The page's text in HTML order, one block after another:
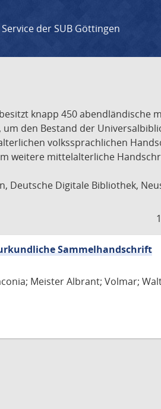
Service der SUB Göttingen
knapp 450
den Bestand der
volkssprachlichen
weitere mittelalterliche
Deutsche Digitale Bibliothek,
Sammelhandschrift
Meister Albrant; Volmar;